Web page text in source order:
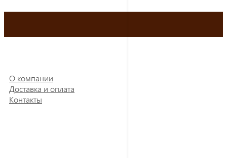
О компании
Доставка и оплата
Контакты